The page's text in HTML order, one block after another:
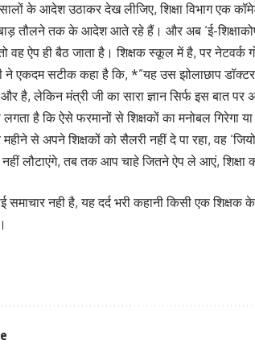
के आदेश उठाकर देख लीजिए, शिक्षा विभाग एक
तौलने तक के आदेश आते रहे हैं। और अब ‘ई-शिक्षाकोष’
वह ऐप ही बैठ जाता है। शिक्षक स्कूल में है, पर नेटवर्क
ने एकदम सटीक कहा है कि, *”यह उस झोलाछाप
और है, लेकिन मंत्री जी का सारा ज्ञान सिर्फ इस बात
है कि ऐसे फरमानों से शिक्षकों का मनोबल गिरेगा
महीने से अपने शिक्षकों को सैलरी नहीं दे पा रहा, वह
लौटाएंगे, तब तक आप चाहे जितने ऐप ले आएं, शिक्षा
समाचार नही है, यह दर्द भरी कहानी किसी एक